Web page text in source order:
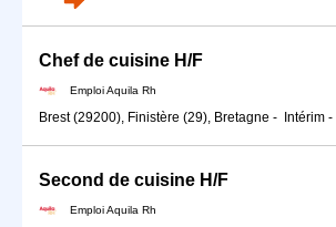
Chef de cuisine H/F
Emploi Aquila Rh
Brest (29200), Finistère (29), Bretagne - Intérim -
Second de cuisine H/F
Emploi Aquila Rh